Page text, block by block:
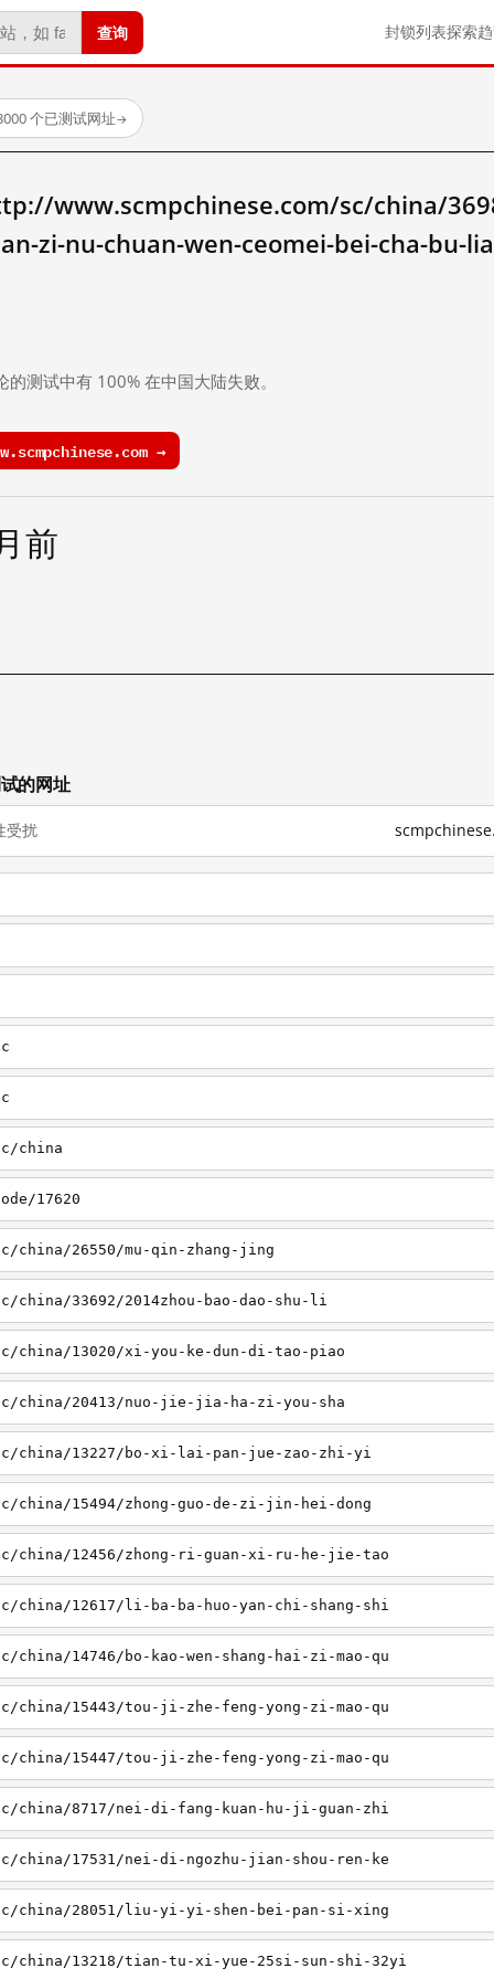
查询 封锁列表探索
个已测试网址→
www.scmpchinese.com/sc/china/
zi-nu-chuan-wen-ceomei-bei-cha-bu-
测试中有 100% 在中国大陆失败。
→
前
的网址
受扰
china
17620
china/26550/mu-qin-zhang-jing
china/33692/2014zhou-bao-dao-shu-li
china/13020/xi-you-ke-dun-di-tao-piao
china/20413/nuo-jie-jia-ha-zi-you-sha
sc/china/13227/bo-xi-lai-pan-jue-zao-zhi-yi
china/15494/zhong-guo-de-zi-jin-hei-dong
china/12456/zhong-ri-guan-xi-ru-he-jie-tao
china/12617/li-ba-ba-huo-yan-chi-shang-shi
china/14746/bo-kao-wen-shang-hai-zi-mao-qu
china/15443/tou-ji-zhe-feng-yong-zi-mao-qu
china/15447/tou-ji-zhe-feng-yong-zi-mao-qu
china/8717/nei-di-fang-kuan-hu-ji-guan-zhi
china/17531/nei-di-ngozhu-jian-shou-ren-ke
sc/china/28051/liu-yi-yi-shen-bei-pan-si-xing
china/13218/tian-tu-xi-yue-25si-sun-shi-32yi